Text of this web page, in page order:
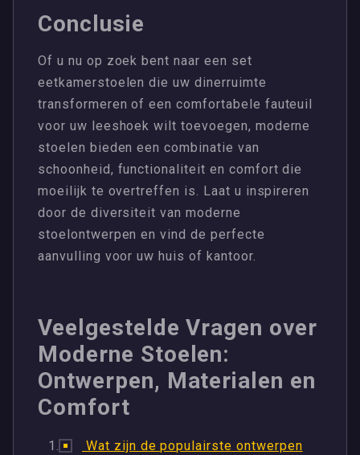
Conclusie
Of u nu op zoek bent naar een set
eetkamerstoelen die uw dinerruimte
transformeren of een comfortabele fauteuil
voor uw leeshoek wilt toevoegen, moderne
stoelen bieden een combinatie van
schoonheid, functionaliteit en comfort die
moeilijk te overtreffen is. Laat u inspireren
door de diversiteit van moderne
stoelontwerpen en vind de perfecte
aanvulling voor uw huis of kantoor.
Veelgestelde Vragen over
Moderne Stoelen:
Ontwerpen, Materialen en
Comfort
Wat zijn de populairste ontwerpen